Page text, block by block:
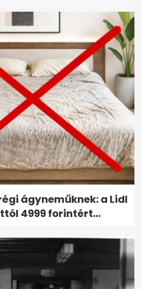
ágyneműknek: a Lidl
4999 forintért...